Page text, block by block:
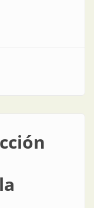
mayor ventaja